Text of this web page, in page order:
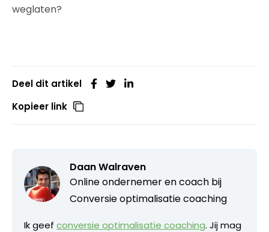
weglaten?
Deel dit artikel
Kopieer link
Daan Walraven
Online ondernemer en coach bij
Conversie optimalisatie coaching
Ik geef conversie optimalisatie coaching. Jij mag